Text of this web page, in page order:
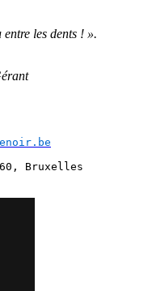
les dents ! ».